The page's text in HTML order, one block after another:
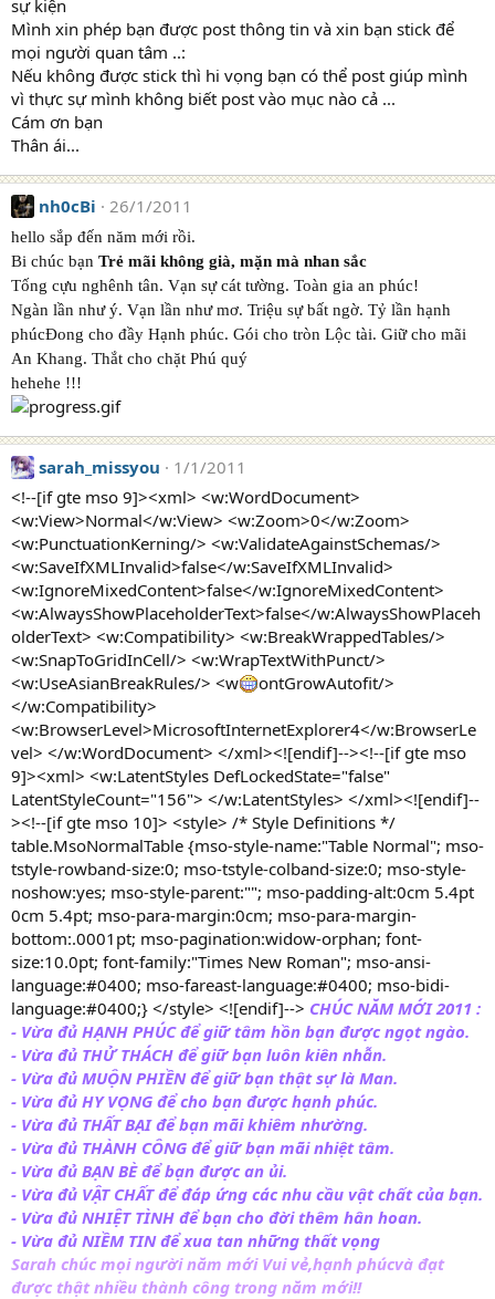
sự kiện
Mình xin phép bạn được post thông tin và xin bạn stick để
mọi người quan tâm ..:
Nếu không được stick thì hi vọng bạn có thể post giúp mình
vì thực sự mình không biết post vào mục nào cả ...
Cám ơn bạn
Thân ái...
nh0cBi 26/1/2011
hello sắp đến năm mới rồi.
Bi chúc bạn Trẻ mãi không già, mặn mà nhan sắc
Tống cựu nghênh tân. Vạn sự cát tường. Toàn gia an phúc!
Ngàn lần như ý. Vạn lần như mơ. Triệu sự bất ngờ. Tỷ lần hạnh
phúcĐong cho đầy Hạnh phúc. Gói cho tròn Lộc tài. Giữ cho mãi
An Khang. Thắt cho chặt Phú quý
hehehe !!!
sarah_missyou
1/1/2011
<!--[if gte mso 9]><xml> <w:WordDocument>
<w:View>Normal</w:View> <w:Zoom>0</w:Zoom>
<w:PunctuationKerning/> <w:ValidateAgainstSchemas/>
<w:SaveIfXMLInvalid>false</w:SaveIfXMLInvalid>
<w:IgnoreMixedContent>false</w:IgnoreMixedContent>
<w:AlwaysShowPlaceholderText>false</w:AlwaysShowPlaceh
olderText> <w:Compatibility> <w:BreakWrappedTables/>
<w:SnapToGridInCell/> <w:WrapTextWithPunct/>
<w:UseAsianBreakRules/> <w
ontGrowAutofit/>
</w:Compatibility>
<w:BrowserLevel>MicrosoftInternetExplorer4</w:BrowserLe
vel> </w:WordDocument> </xml><![endif]--><!--[if gte mso
9]><xml> <w:LatentStyles DefLockedState="false"
LatentStyleCount="156"> </w:LatentStyles> </xml><![endif]--
><!--[if gte mso 10]> <style> /* Style Definitions */
table.MsoNormalTable {mso-style-name:"Table Normal"; mso-
tstyle-rowband-size:0; mso-tstyle-colband-size:0; mso-style-
noshow:yes; mso-style-parent:""; mso-padding-alt:0cm 5.4pt
0cm 5.4pt; mso-para-margin:0cm; mso-para-margin-
bottom:.0001pt; mso-pagination:widow-orphan; font-
size:10.0pt; font-family:"Times New Roman"; mso-ansi-
language:#0400; mso-fareast-language:#0400; mso-bidi-
language:#0400;} </style> <![endif]--> CHÚC NĂM MỚI 2011 :
- Vừa đủ HẠNH PHÚC để giữ tâm hồn bạn được ngọt ngào.
- Vừa đủ THỬ THÁCH để giữ bạn luôn kiên nhẫn.
- Vừa đủ MUỘN PHIỀN để giữ bạn thật sự là Man.
- Vừa đủ HY VỌNG để cho bạn được hạnh phúc.
- Vừa đủ THẤT BẠI để bạn mãi khiêm nhường.
- Vừa đủ THÀNH CÔNG để giữ bạn mãi nhiệt tâm.
- Vừa đủ BẠN BÈ để bạn được an ủi.
- Vừa đủ VẬT CHẤT để đáp ứng các nhu cầu vật chất của bạn.
- Vừa đủ NHIỆT TÌNH để bạn cho đời thêm hân hoan.
- Vừa đủ NIỀM TIN để xua tan những thất vọng
Sarah chúc mọi người năm mới Vui vẻ,hạnh phúcvà đạt
được thật nhiều thành công trong năm mới!!